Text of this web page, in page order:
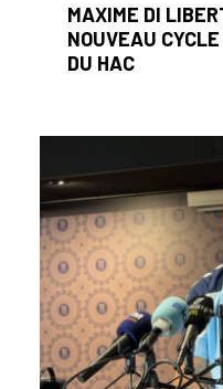
MAXIME DI
NOUVEAU
DU HAC